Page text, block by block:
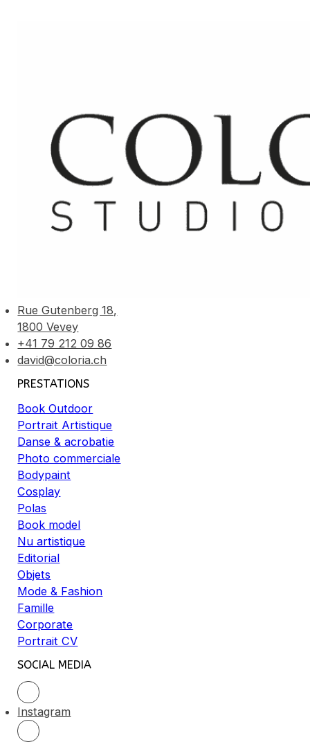
Rue Gutenberg 18,
1800 Vevey
+41 79 212 09 86
david@coloria.ch
PRESTATIONS
Book Outdoor
Portrait Artistique
Danse & acrobatie
Photo commerciale
Bodypaint
Cosplay
Polas
Book model
Nu artistique
Editorial
Objets
Mode & Fashion
Famille
Corporate
Portrait CV
SOCIAL MEDIA
Instagram